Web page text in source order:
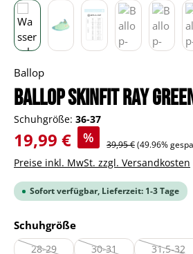
Ballop
BALLOP Skinfit Ray
Schuhgröße: 36-37
Verkaufspreis:
19,99 € % Regulärer Preis:
39,95 €(49.96%
Preise inkl. MwSt. zzgl. Versandkosten
Sofort verfügbar, Lieferzeit: 1-3 Tage
Schuhgrößeauswählen
28-29 30-31 31,5-32